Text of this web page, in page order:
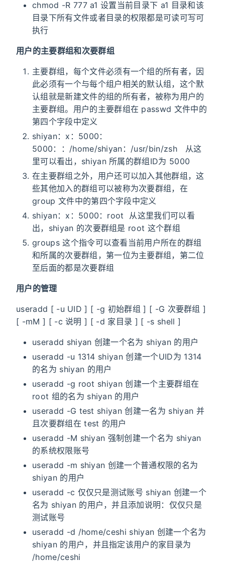
chmod -R 777 a1 设置当前目录下 a1 目录和该
目录下所有文件或者目录的权限都是可读可写可
执行
用户的主要群组和次要群组
主要群组，每个文件必须有一个组的所有者，因
此必须有一个与每个组户相关的默认组，这个默
认组就是新建文件的组的所有者，被称为用户的
主要群组。用户的主要群组在 passwd 文件中的
第四个字段中定义
shiyan：x：5000：
5000：：/home/shiyan：/usr/bin/zsh 从这
里可以看出，shiyan 所属的群组ID为 5000
在主要群组之外，用户还可以加入其他群组，这
些其他加入的群组可以被称为次要群组，在
group 文件中的第四个字段中定义
shiyan：x：5000：root 从这里我们可以看
出，shiyan 的次要群组是 root 这个群组
groups 这个指令可以查看当前用户所在的群组
和所属的次要群组，第一位为主要群组，第二位
至后面的都是次要群组
用户的管理
useradd [ -u UID ] [ -g 初始群组 ] [ -G 次要群组 ]
[ -mM ] [ -c 说明 ] [ -d 家目录 ] [ -s shell ]
useradd shiyan 创建一个名为 shiyan 的用户
useradd -u 1314 shiyan 创建一个UID为 1314
的名为 shiyan 的用户
useradd -g root shiyan 创建一个主要群组在
root 组的名为 shiyan 的用户
useradd -G test shiyan 创建一名为 shiyan 并
且次要群组在 test 的用户
useradd -M shiyan 强制创建一个名为 shiyan
的系统权限账号
useradd -m shiyan 创建一个普通权限的名为
shiyan 的用户
useradd -c 仅仅只是测试账号 shiyan 创建一个
名为 shiyan 的用户，并且添加说明：仅仅只是
测试账号
useradd -d /home/ceshi shiyan 创建一个名为
shiyan 的用户，并且指定该用户的家目录为
/home/ceshi